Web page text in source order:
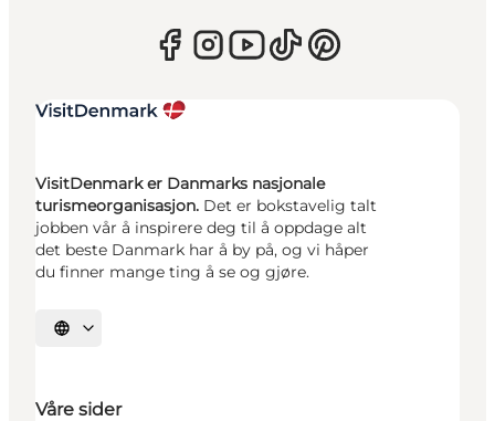
VisitDenmark er Danmarks nasjonale
turismeorganisasjon. Det er bokstavelig talt
jobben vår å inspirere deg til å oppdage alt
det beste Danmark har å by på, og vi håper
du finner mange ting å se og gjøre.
Velg språk
Våre sider